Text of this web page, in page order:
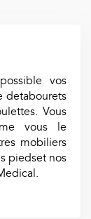
vos
detabourets
Vous
vous le
mobiliers
piedset nos